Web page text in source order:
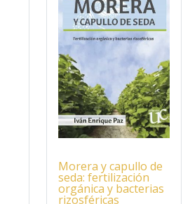
Morera y capullo de
seda: fertilización
orgánica y bacterias
rizosféricas